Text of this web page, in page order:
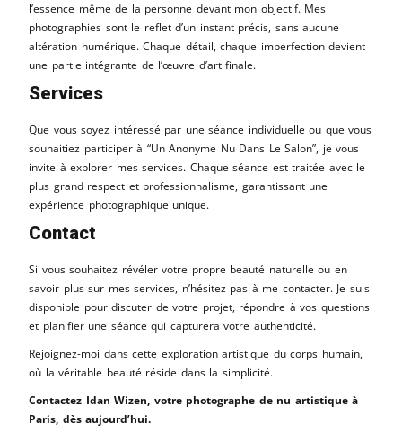
l’essence même de la personne devant mon objectif. Mes
photographies sont le reflet d’un instant précis, sans aucune
altération numérique. Chaque détail, chaque imperfection devient
une partie intégrante de l’œuvre d’art finale.
Services
Que vous soyez intéressé par une séance individuelle ou que vous
souhaitiez participer à “Un Anonyme Nu Dans Le Salon”, je vous
invite à explorer mes services. Chaque séance est traitée avec le
plus grand respect et professionnalisme, garantissant une
expérience photographique unique.
Contact
Si vous souhaitez révéler votre propre beauté naturelle ou en
savoir plus sur mes services, n’hésitez pas à me contacter. Je suis
disponible pour discuter de votre projet, répondre à vos questions
et planifier une séance qui capturera votre authenticité.
Rejoignez-moi dans cette exploration artistique du corps humain,
où la véritable beauté réside dans la simplicité.
Contactez Idan Wizen, votre photographe de nu artistique à
Paris, dès aujourd’hui.